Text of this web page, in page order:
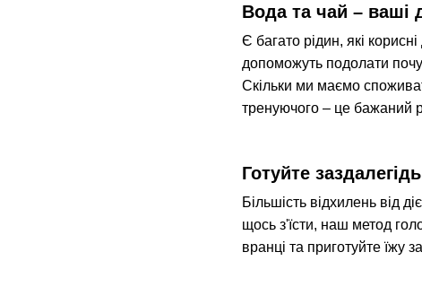
Вода та чай – ваші
Є багато рідин, які
допоможуть подолати
Скільки ми маємо
тренуючого – це бажаний
Готуйте
Більшість відхилень від
щось з'їсти, наш метод
вранці та приготуйте їжу